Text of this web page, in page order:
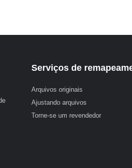
Serviços de
Arquivos originais
Ajustando arquivos
Torne-se um revendedor